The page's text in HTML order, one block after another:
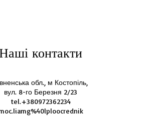
контакти
обл., м Костопіль,
вул. 8-го Березня 2/23
tel.+380972362234